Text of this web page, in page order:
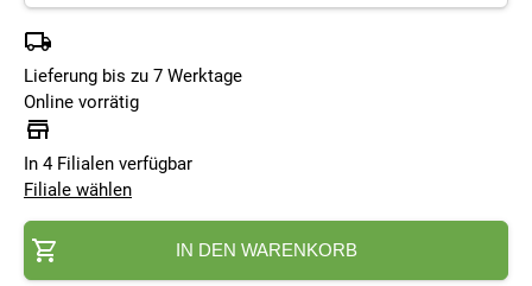
Lieferung bis zu 7 Werktage
Online vorrätig
In 4 Filialen verfügbar
Filiale wählen
IN DEN WARENKORB